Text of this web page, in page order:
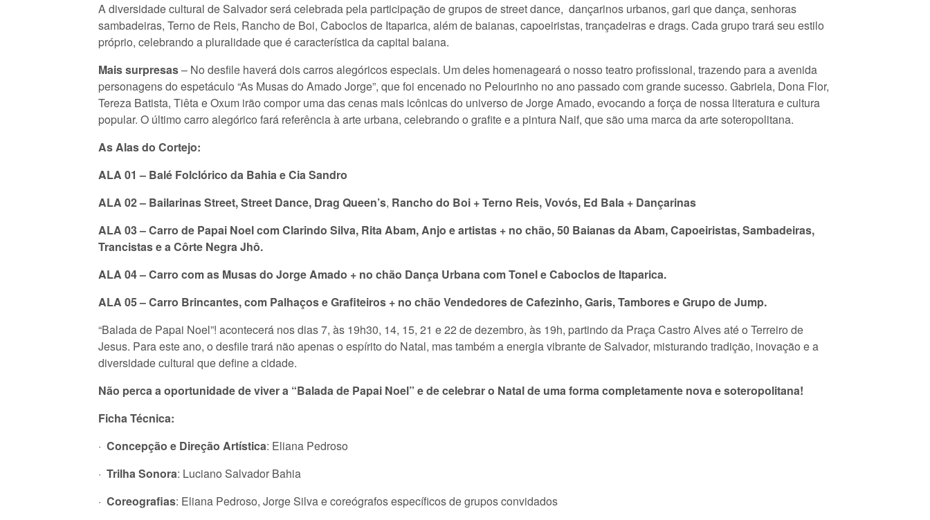
A diversidade cultural de Salvador será celebrada pela participação de grupos de street dance, dançarinos urbanos, gari que dança, senhoras
sambadeiras, Terno de Reis, Rancho de Boi, Caboclos de Itaparica, além de baianas, capoeiristas, trançadeiras e drags. Cada grupo trará seu estilo
próprio, celebrando a pluralidade que é característica da capital baiana.
Mais surpresas– No desfile haverá dois carros alegóricos especiais. Um deles homenageará o nosso teatro profissional, trazendo para a avenida
personagens do espetáculo “As Musas do Amado Jorge”, que foi encenado no Pelourinho no ano passado com grande sucesso. Gabriela, Dona Flor,
Tereza Batista, Tiêta e Oxum irão compor uma das cenas mais icônicas do universo de Jorge Amado, evocando a força de nossa literatura e cultura
popular. O último carro alegórico fará referência à arte urbana, celebrando o grafite e a pintura Naif, que são uma marca da arte soteropolitana.
As Alas do Cortejo:
ALA 01 – Balé Folclórico da Bahia e Cia Sandro
ALA 02 – Bailarinas Street, Street Dance, Drag Queen’s, Rancho do Boi + Terno Reis, Vovós, Ed Bala + Dançarinas
ALA 03 – Carro de Papai Noel com Clarindo Silva, Rita Abam, Anjo e artistas + no chão, 50 Baianas da Abam, Capoeiristas, Sambadeiras,
Trancistas e a Côrte Negra Jhô.
ALA 04 – Carro com as Musas do Jorge Amado + no chão Dança Urbana com Tonel e Caboclos de Itaparica.
ALA 05 – Carro Brincantes, com Palhaços e Grafiteiros + no chão Vendedores de Cafezinho, Garis, TamboreseGrupo de Jump.
“Balada de Papai Noel”! acontecerá nos dias 7, às 19h30, 14, 15, 21 e 22 de dezembro, às 19h, partindo da Praça Castro Alves até o Terreiro de
Jesus. Para este ano, o desfile trará não apenas o espírito do Natal, mas também a energia vibrante de Salvador, misturando tradição, inovação e a
diversidade cultural que define a cidade.
Não perca a oportunidade de viver a “Balada de Papai Noel” e de celebrar o Natal de uma forma completamente nova e soteropolitana!
Ficha Técnica:
· Concepção e Direção Artística: Eliana Pedroso
· Trilha Sonora: Luciano Salvador Bahia
· Coreografias: Eliana Pedroso, Jorge Silva e coreógrafos específicos de grupos convidados